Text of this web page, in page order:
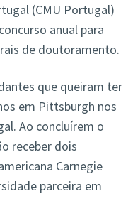
(CMU Portugal)
anual para
de doutoramento.
que queiram ter
em Pittsburgh nos
Ao concluírem o
receber dois
Carnegie
parceira em